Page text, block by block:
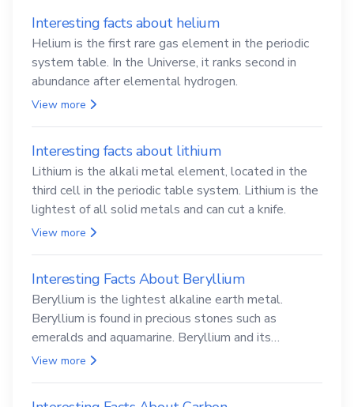
Interesting facts about helium
Helium is the first rare gas element in the periodic
system table. In the Universe, it ranks second in
abundance after elemental hydrogen.
View more
Interesting facts about lithium
Lithium is the alkali metal element, located in the
third cell in the periodic table system. Lithium is the
lightest of all solid metals and can cut a knife.
View more
Interesting Facts About Beryllium
Beryllium is the lightest alkaline earth metal.
Beryllium is found in precious stones such as
emeralds and aquamarine. Beryllium and its
compounds are both carcinogenic.
View more